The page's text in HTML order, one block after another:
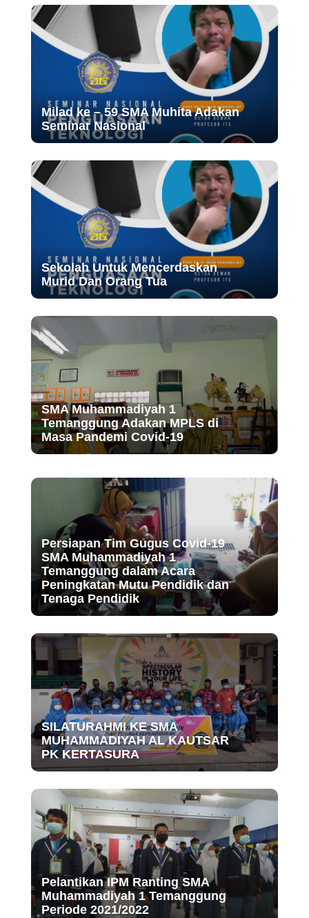
Milad ke – 59 SMA Muhita Adakan
Seminar Nasional
Sekolah Untuk Mencerdaskan
Murid Dan Orang Tua
SMA Muhammadiyah 1
Temanggung Adakan MPLS di
Masa Pandemi Covid-19
Persiapan Tim Gugus Covid-19
SMA Muhammadiyah 1
Temanggung dalam Acara
Peningkatan Mutu Pendidik dan
Tenaga Pendidik
SILATURAHMI KE SMA
MUHAMMADIYAH AL KAUTSAR
PK KERTASURA
Pelantikan IPM Ranting SMA
Muhammadiyah 1 Temanggung
Periode 2021/2022